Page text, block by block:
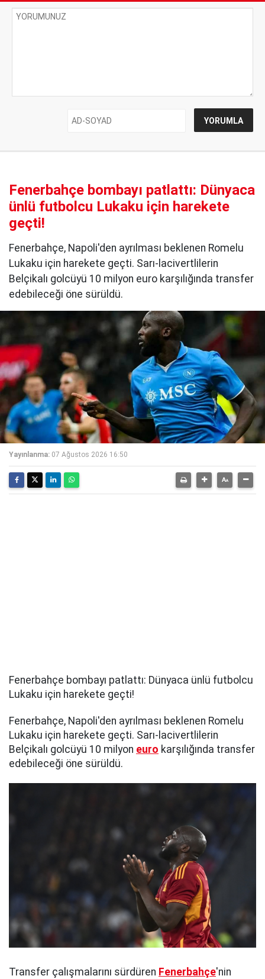
Fenerbahçe bombayı patlattı: Dünyaca
ünlü futbolcu Lukaku için harekete
geçti!
Fenerbahçe, Napoli'den ayrılması beklenen Romelu
Lukaku için harekete geçti. Sarı-lacivertlilerin
Belçikalı golcüyü 10 milyon euro karşılığında transfer
edebileceği öne sürüldü.
Yayınlanma: 07 Ağustos 2026 16:50
Fenerbahçe bombayı patlattı: Dünyaca ünlü futbolcu
Lukaku için harekete geçti!
Fenerbahçe, Napoli'den ayrılması beklenen Romelu
Lukaku için harekete geçti. Sarı-lacivertlilerin
Belçikalı golcüyü 10 milyon euro karşılığında transfer
edebileceği öne sürüldü.
Transfer çalışmalarını sürdüren Fenerbahçe'nin